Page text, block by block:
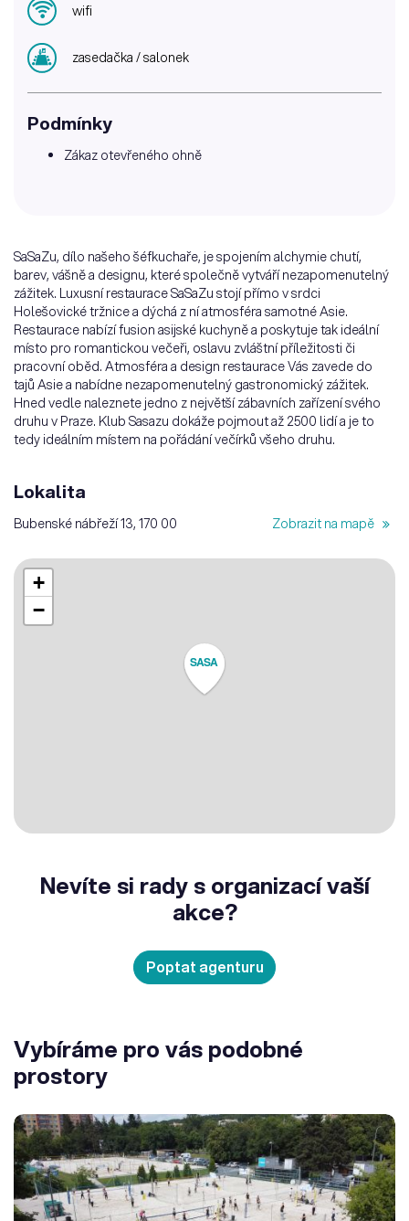
wifi
zasedačka / salonek
Podmínky
Zákaz otevřeného ohně
SaSaZu, dílo našeho šéfkuchaře, je spojením alchymie chutí,
barev, vášně a designu, které společně vytváří nezapomenutelný
zážitek. Luxusní restaurace SaSaZu stojí přímo v srdci
Holešovické tržnice a dýchá z ní atmosféra samotné Asie.
Restaurace nabízí fusion asijské kuchyně a poskytuje tak ideální
místo pro romantickou večeři, oslavu zvláštní příležitosti či
pracovní oběd. Atmosféra a design restaurace Vás zavede do
tajů Asie a nabídne nezapomenutelný gastronomický zážitek.
Hned vedle naleznete jedno z největší zábavních zařízení svého
druhu v Praze. Klub Sasazu dokáže pojmout až 2500 lidí a je to
tedy ideálním místem na pořádání večírků všeho druhu.
Lokalita
Bubenské nábřeží 13, 170 00 Zobrazit na mapě
SASA
+
−
Nevíte si rady s organizací vaší
akce?
Poptat agenturu
Vybíráme pro vás podobné
prostory